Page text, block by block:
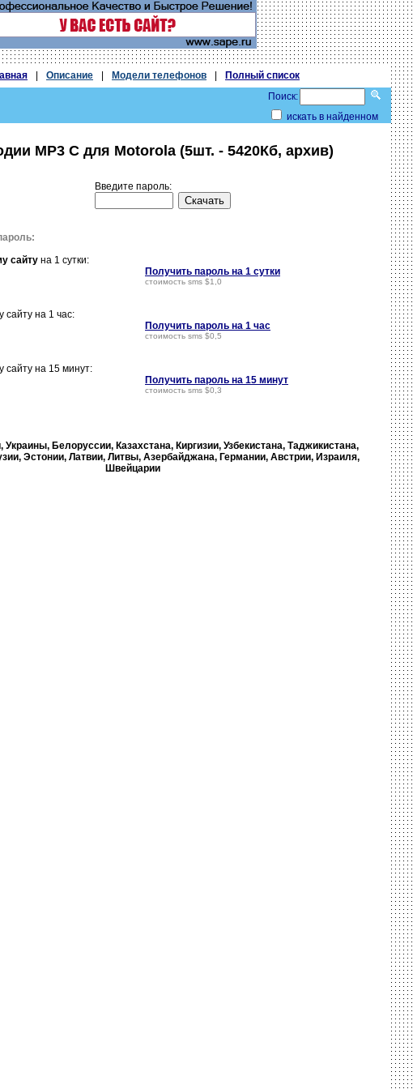
Описание Модели телефонов
Полный список
Поиск:
искать в найденном
MP3 C для Motorola (5шт. - 5420Кб, архив)
Введите пароль:
сайту на 1 сутки:
Получить пароль на 1 сутки
стоимость sms $1,0
сайту на 1 час:
Получить пароль на 1 час
стоимость sms $0,5
сайту на 15 минут:
Получить пароль на 15 минут
стоимость sms $0,3
Украины, Белорусcии, Казахстана, Киргизии, Узбекистана, Таджикистана,
Эстонии, Латвии, Литвы, Азербайджана, Германии, Австрии, Израиля,
Швейцарии